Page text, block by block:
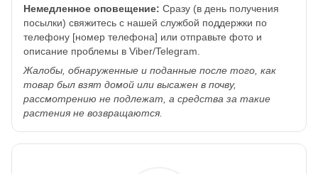
Немедленное оповещение: Сразу (в день получения
посылки) свяжитесь с нашей службой поддержки по
телефону [номер телефона] или отправьте фото и
описание проблемы в Viber/Telegram.
Жалобы, обнаруженные и поданные после того, как
товар был взят домой или высажен в почву,
рассмотрению не подлежат, а средства за такие
растения не возвращаются.